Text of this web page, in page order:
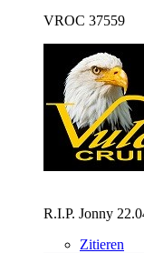
VROC 37559
R.I.P. Jonny
Zitieren